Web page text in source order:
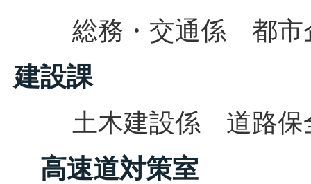
総務・交通係 都市
建設課
土木建設係 道路保
高速道対策室